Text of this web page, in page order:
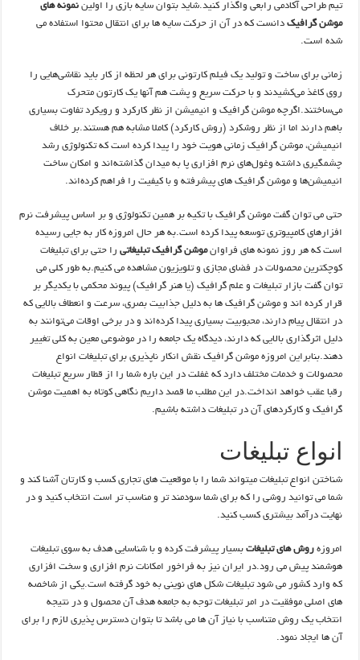
تیم طراحی آکادمی رابعی واگذار کنید.شاید بتوان سایه بازی را اولیننمونه های
موشن گرافیک دانست که در آن از حرکت سایه ها برای انتقال محتوا استفاده می
شده است.
زمانی برای ساخت و تولید یک فیلم کارتونی برای هر لحظه از کار باید نقاشی‌هایی را
روی کاغذ می‌کشیدند و با حرکت سریع و پشت هم آنها یک کارتون متحرک
می‌ساختند.اگرچه موشن گرافیک و انیمیشن از نظر کارکرد و رویکرد تفاوت بسیاری
باهم دارند اما از نظر روشکرد (روش کارکرد) کاملا مشابه هم هستند.بر خلاف
انیمیشن، موشن گرافیک زمانی هویت خود را پیدا کرده است که تکنولوژی رشد
چشمگیری داشته وغول‌های نرم افزاری پا به میدان گذاشته‌اند و امکان ساخت
انیمیشن‌ها و موشن گرافیک های پیشرفته و با کیفیت را فراهم کرده‌اند.
حتی می توان گفت موشن گرافیک با تکیه بر همین تکنولوژی و بر اساس پیشرفت نرم
افزارهای کامپیوتری توسعه پیدا کرده است.به هر حال امروزه کار به جایی رسیده
است که هر روز نمونه های فراوانموشن گرافیک تبلیغاتی را حتی برای تبلیغات
کوچکترین محصولات در فضای مجازی و تلویزیون مشاهده می کنیم.به طور کلی می
توان گفت بازار تبلیغات و علم گرافیک (یا هنر گرافیک) پیوند محکمی با یکدیگر بر
قرار کرده اند و موشن‌ گرافیک‌ ها به دلیل جذابیت بصری، سرعت و انعطاف بالایی که
در انتقال پیام دارند، محبوبیت بسیاری پیدا کرده‌اند و در برخی اوقات می‌توانند به
دلیل اثرگذاری بالایی که دارند، دیدگاه یک جامعه را در موضوعی معین به کلی تغییر
دهند.بنابراین امروزه موشن گرافیک نقش انکار ناپذیری برای تبلیغات انواع
محصولات و خدمات مختلف دارد که غفلت در این باره شما را از قطار سریع تبلیغات
رقبا عقب خواهد انداخت.در این مطلب ما قصد داریم نگاهی کوتاه به اهمیت موشن‌
گرافیک و کارکردهای آن در تبلیغات داشته باشیم.
انواع تبلیغات
شناختن انواع تبلیغات میتواند شما را با موقعیت های تجاری کسب و کارتان آشنا کند و
شما می توانید روشی را که برای شما سودمند تر و مناسب تر است انتخاب کنید و در
نهایت درآمد بیشتری کسب کنید.
امروزهروش های تبلیغات بسیار پیشرفت کرده و با شناسایی هدف به سوی تبلیغات
هوشمند پیش می رود.در ایران نیز به فراخور امکانات نرم افزاری و سخت افزاری
که وارد کشور می شود تبلیغات شکل های نوینی به خود گرفته است.یکی از شاخصه
های اصلی موفقیت در امر تبلیغات توجه به جامعه هدف آن محصول و در نتیجه
انتخاب یک روش متناسب با نیاز آن ها می باشد تا بتوان دسترس پذیری لازم را برای
آن ها ایجاد نمود.